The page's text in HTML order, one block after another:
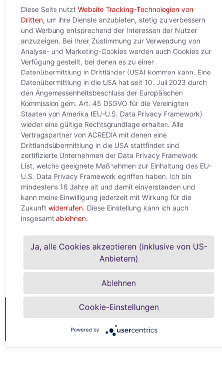
Wien, 22. Mai 2026 – Künstliche Intelligenz entwickelt sich
rasant zu
Weiterlesen »
Nahostkonflikt treibt
Unternehmensinsolvenzen
deutlich stärker nach oben
22. April 2026
Weltweite Unternehmensinsolvenzen steigen 2026 um +6 %
2027 wird kein Rückgang mehr erwartet, sondern eine
Mehr Content von ACREDIA
Jetzt lesen
Diese Seite nutzt Website Tracking-Technologien von
Dritten, um ihre Dienste anzubieten, stetig zu verbessern
und Werbung entsprechend der Interessen der Nutzer
anzuzeigen. Bei Ihrer Zustimmung zur Verwendung von
Analyse- und Marketing-Cookies werden auch Cookies zur
Verfügung gestellt, bei denen es zu einer
Datenübermittlung in Drittländer (USA) kommen kann. Eine
Datenübermittlung in die USA hat seit 10. Juli 2023 durch
den Angemessenheitsbeschluss der Europäischen
Kommission gem. Art. 45 DSGVO für die Vereinigten
Staaten von Amerika (EU-U.S. Data Privacy Framework)
wieder eine gültige Rechtsgrundlage erhalten. Alle
Vertragspartner von ACREDIA mit denen eine
Drittlandsübermittlung in die USA stattfindet sind
zertifizierte Unternehmen der Data Privacy Framework
List, welche geeignete Maßnahmen zur Einhaltung des EU-
U.S. Data Privacy Framework egriffen haben. Ich bin
mindestens 16 Jahre alt und damit einverstanden und
kann meine Einwilligung jederzeit mit Wirkung für die
Zukunft widerrufen. Diese Einstellung kann ich auch
insgesamt ablehnen.
Ja, alle Cookies akzeptieren (inklusive von US-
Anbietern)
Ablehnen
Cookie-Einstellungen
Powered by